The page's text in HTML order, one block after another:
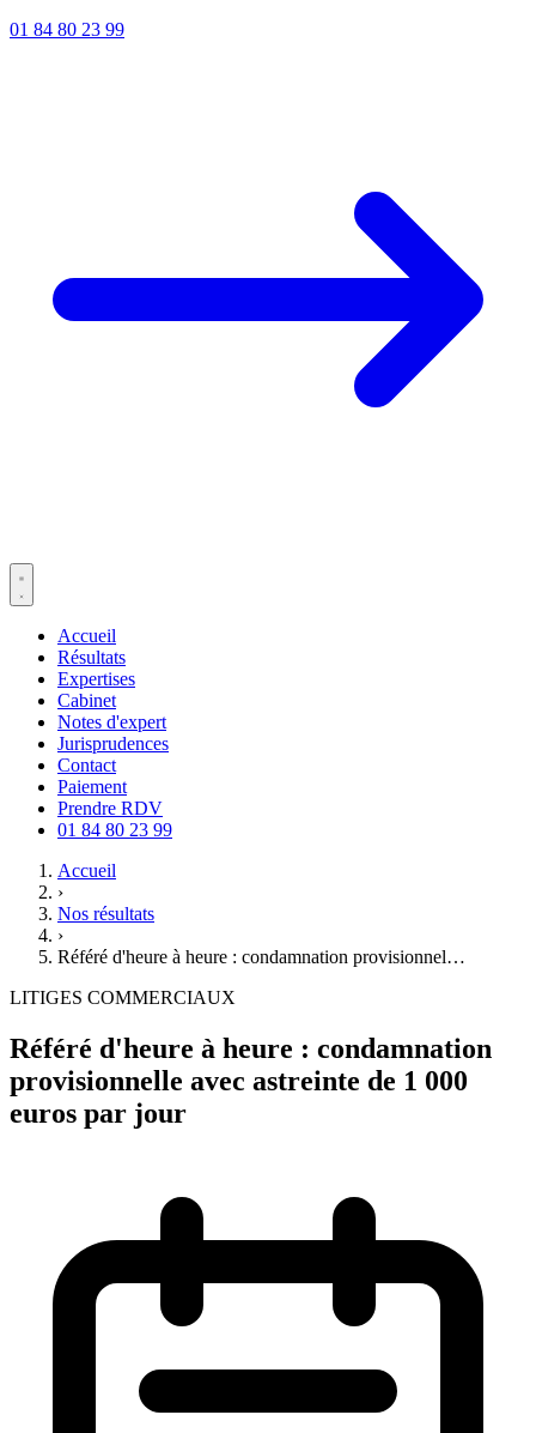
01 84 80 23 99
Accueil
Résultats
Expertises
Cabinet
Notes d'expert
Jurisprudences
Contact
Paiement
Prendre RDV
01 84 80 23 99
Accueil
›
Nos résultats
›
Référé d'heure à heure : condamnation provisionnel…
LITIGES COMMERCIAUX
Référé d'heure à heure : condamnation
provisionnelle avec astreinte de 1 000
euros par jour